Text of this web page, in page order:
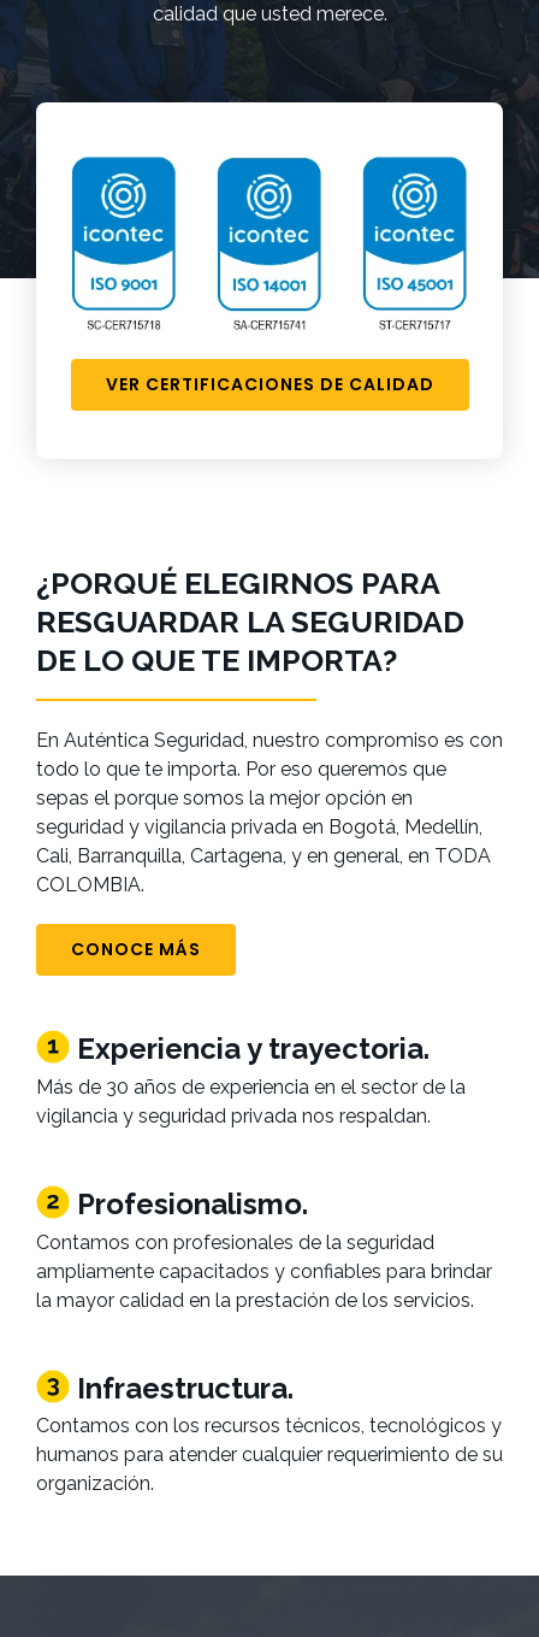
calidad que usted merece.
VER CERTIFICACIONES DE CALIDAD
¿PORQUÉ ELEGIRNOS PARA
RESGUARDAR LA SEGURIDAD
DE LO QUE TE IMPORTA?
En Auténtica Seguridad, nuestro compromiso es con
todo lo que te importa. Por eso queremos que
sepas el porque somos la mejor opción en
seguridad y vigilancia privada en Bogotá, Medellín,
Cali, Barranquilla, Cartagena, y en general, en TODA
COLOMBIA.
CONOCE MÁS
Experiencia y trayectoria.
Más de 30 años de experiencia en el sector de la
vigilancia y seguridad privada nos respaldan.
Profesionalismo.
Contamos con profesionales de la seguridad
ampliamente capacitados y confiables para brindar
la mayor calidad en la prestación de los servicios.
Infraestructura.
Contamos con los recursos técnicos, tecnológicos y
humanos para atender cualquier requerimiento de su
organización.